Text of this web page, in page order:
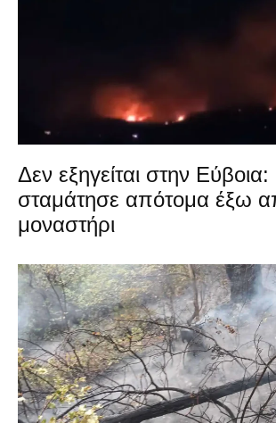
Δεν εξηγείται στην
σταμάτησε απότομα έξω
μοναστήρι